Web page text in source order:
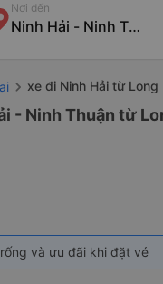
Nơi đến
xe đi Ninh Hải từ Long
- Ninh Thuận từ
và ưu đãi khi đặt vé